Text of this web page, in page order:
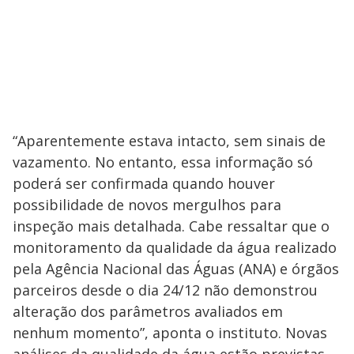
“Aparentemente estava intacto, sem sinais de
vazamento. No entanto, essa informação só
poderá ser confirmada quando houver
possibilidade de novos mergulhos para
inspeção mais detalhada. Cabe ressaltar que o
monitoramento da qualidade da água realizado
pela Agência Nacional das Águas (ANA) e órgãos
parceiros desde o dia 24/12 não demonstrou
alteração dos parâmetros avaliados em
nenhum momento”, aponta o instituto. Novas